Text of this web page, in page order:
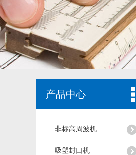
产品中心
非标高周波机
吸塑封口机